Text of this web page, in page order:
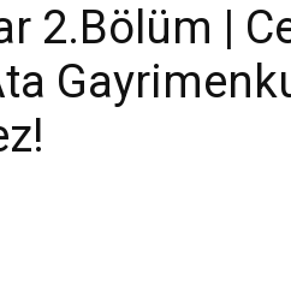
2.Bölüm |